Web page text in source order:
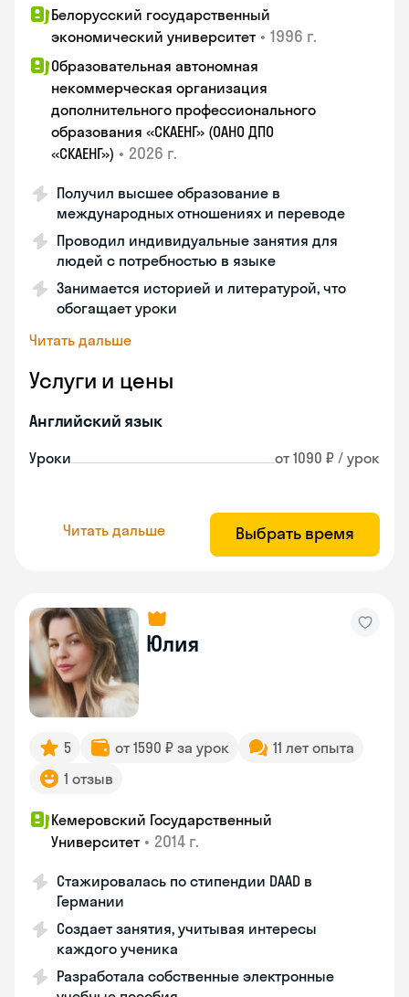
Белорусский государственный
экономический университет • 1996 г.
Образовательная автономная
некоммерческая организация
дополнительного профессионального
образования «СКАЕНГ» (ОАНО ДПО
«СКАЕНГ») • 2026 г.
Получил высшее образование в
международных отношениях и переводе
Проводил индивидуальные занятия для
людей с потребностью в языке
Занимается историей и литературой, что
обогащает уроки
Читать дальше
Услуги и цены
Английский язык
Уроки от 1090 ₽ / урок
Читать дальше Выбрать время
Юлия
5 от 1590 ₽ за урок
11 лет опыта
1 отзыв
Кемеровский Государственный
Университет • 2014 г.
Стажировалась по стипендии DAAD в
Германии
Создает занятия, учитывая интересы
каждого ученика
Разработала собственные электронные